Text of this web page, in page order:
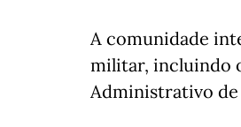
A comunidade
militar, incluindo
Administrativo de